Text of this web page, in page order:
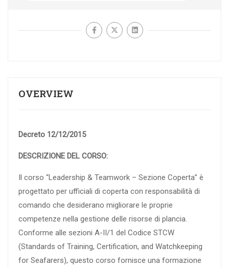
OVERVIEW
Decreto 12/12/2015
DESCRIZIONE DEL CORSO:
Il corso “Leadership & Teamwork – Sezione Coperta” è
progettato per ufficiali di coperta con responsabilità di
comando che desiderano migliorare le proprie
competenze nella gestione delle risorse di plancia.
Conforme alle sezioni A-II/1 del Codice STCW
(Standards of Training, Certification, and Watchkeeping
for Seafarers), questo corso fornisce una formazione